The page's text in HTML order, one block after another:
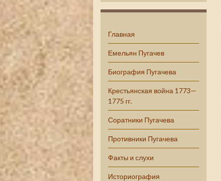
Главная
Емельян Пугачев
Биография Пугачева
Крестьянская война 1773—
1775 гг.
Соратники Пугачева
Противники Пугачева
Факты и слухи
Историография